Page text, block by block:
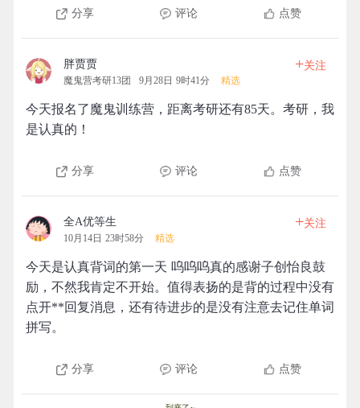
分享 评论 点赞
胖贾贾
魔鬼营考研13团 9月28日 9时41分 精选
+关注
今天报名了魔鬼训练营，距离考研还有85天。考研，我
是认真的！
分享 评论 点赞
全A优等生
10月14日 23时58分 精选
+关注
今天是认真背词的第一天 呜呜呜真的感谢子创怡良鼓
励，不然我肯定不开始。值得表扬的是背的过程中没有
点开**回复消息，还有待进步的是没有注意去记住单词
拼写。
分享 评论 点赞